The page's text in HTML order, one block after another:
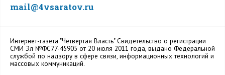
mail@4vsaratov.ru
Интернет-газета "Четвертая Власть" Cвидетельство о регистрации
СМИ Эл №ФС77-45905 от 20 июля 2011 года, выдано Федеральной
службой по надзору в сфере связи, информационных технологий и
массовых коммуникаций.